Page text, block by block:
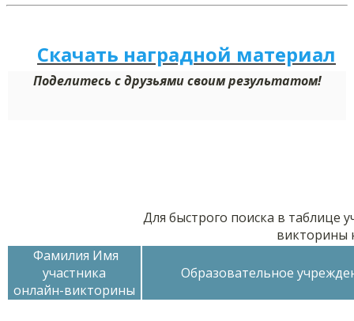
Скачать наградной материал
Поделитесь с друзьями своим результатом!
Для быстрого поиска в таблице
викторины
Фамилия Имя
участника
онлайн-викторины
Образовательное